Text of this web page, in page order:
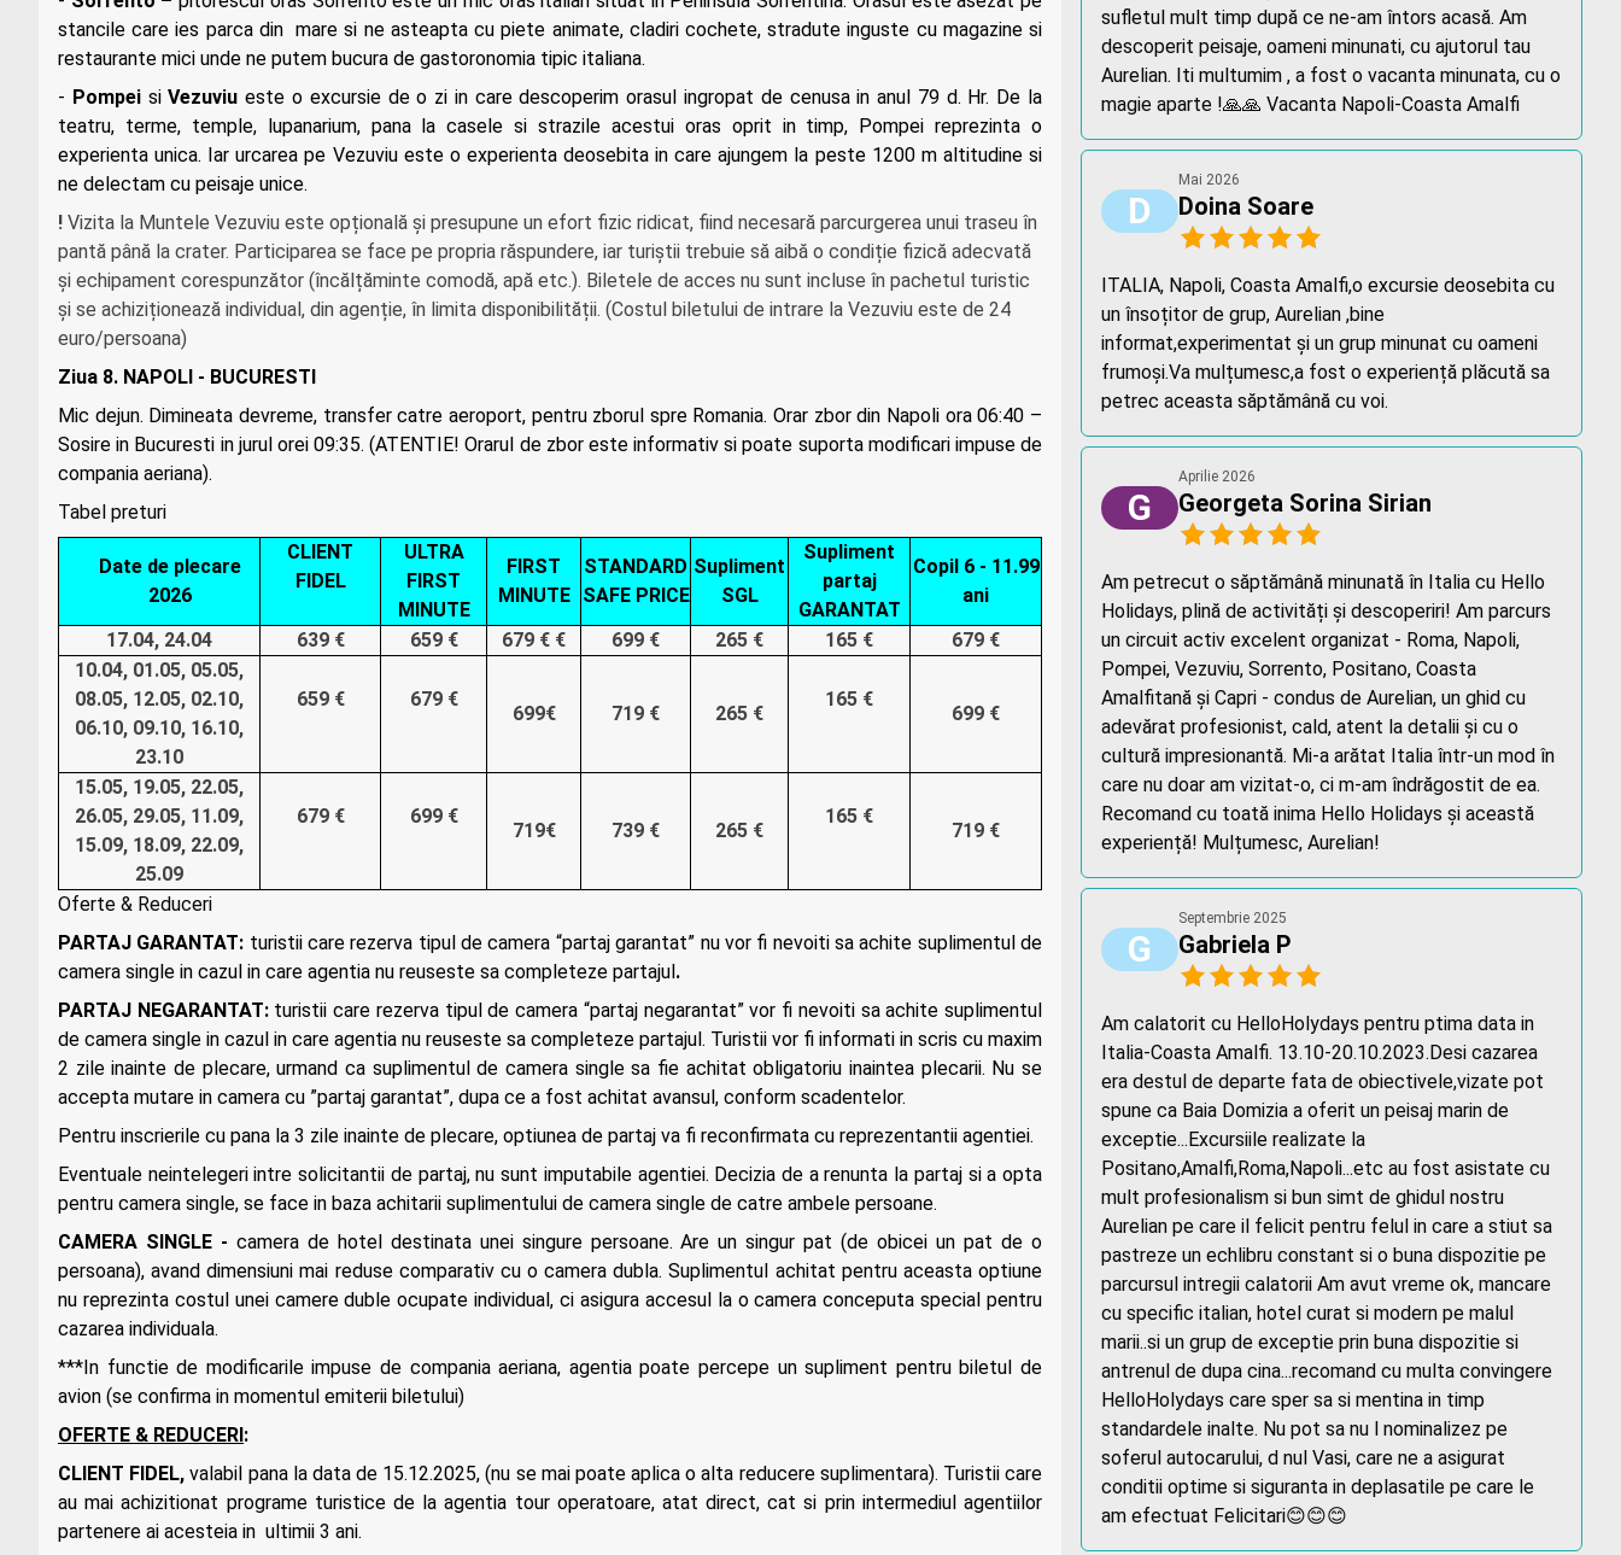
stancile care ies parca din mare si ne asteapta cu piete animate, cladiri cochete, stradute inguste cu magazine si
restaurante mici unde ne putem bucura de gastoronomia tipic italiana.
- Pompei siVezuviueste o excursie de o zi in care descoperim orasul ingropat de cenusa in anul 79 d. Hr. De la
teatru, terme, temple, lupanarium, pana la casele si strazile acestui oras oprit in timp, Pompei reprezinta o
experienta unica. Iar urcarea pe Vezuviu este o experienta deosebita in care ajungem la peste 1200 m altitudine si
ne delectam cu peisaje unice.
! Vizita la Muntele Vezuviu este opțională și presupune un efort fizic ridicat, fiind necesară parcurgerea unui traseu în
pantă până la crater. Participarea se face pe propria răspundere, iar turiștii trebuie să aibă o condiție fizică adecvată
și echipament corespunzător (încălțăminte comodă, apă etc.). Biletele de acces nu sunt incluse în pachetul turistic
și se achiziționează individual, din agenție, în limita disponibilității. (Costul biletului de intrare la Vezuviu este de 24
euro/persoana)
Ziua 8. NAPOLI - BUCURESTI
Mic dejun. Dimineata devreme, transfer catre aeroport, pentru zborul spre Romania. Orar zbor din Napoli ora 06:40 –
Sosire in Bucuresti in jurul orei 09:35. (ATENTIE! Orarul de zbor este informativ si poate suporta modificari impuse de
compania aeriana).
Tabel preturi
Date de plecare
2026
CLIENT
FIDEL
ULTRA
FIRST
MINUTE
FIRST
MINUTE
STANDARD
SAFE PRICE
Supliment
SGL
Supliment
partaj
GARANTAT
Copil 6 - 11.99
ani
17.04, 24.04
639 € 659 € 679 € € 699 € 265 € 165 €
679 €
10.04, 01.05, 05.05,
08.05, 12.05, 02.10,
06.10, 09.10, 16.10,
23.10
659 € 679 €
699€ 719 € 265 €
165 €
699 €
15.05, 19.05, 22.05,
26.05, 29.05, 11.09,
15.09, 18.09, 22.09,
25.09
679 € 699 €
719€ 739 € 265 €
165 €
719 €
Oferte & Reduceri
PARTAJ GARANTAT: turistii care rezerva tipul de camera “partaj garantat” nu vor fi nevoiti sa achite suplimentul de
camera single in cazul in care agentia nu reuseste sa completeze partajul.
PARTAJ NEGARANTAT: turistii care rezerva tipul de camera “partaj negarantat” vor fi nevoiti sa achite suplimentul
de camera single in cazul in care agentia nu reuseste sa completeze partajul. Turistii vor fi informati in scris cu maxim
2 zile inainte de plecare, urmand ca suplimentul de camera single sa fie achitat obligatoriu inaintea plecarii. Nu se
accepta mutare in camera cu ”partaj garantat”, dupa ce a fost achitat avansul, conform scadentelor.
Pentru inscrierile cu pana la 3 zile inainte de plecare, optiunea de partaj va fi reconfirmata cu reprezentantii agentiei.
Eventuale neintelegeri intre solicitantii de partaj, nu sunt imputabile agentiei. Decizia de a renunta la partaj si a opta
pentru camera single, se face in baza achitarii suplimentului de camera single de catre ambele persoane.
CAMERA SINGLE - camera de hotel destinata unei singure persoane. Are un singur pat (de obicei un pat de o
persoana), avand dimensiuni mai reduse comparativ cu o camera dubla. Suplimentul achitat pentru aceasta optiune
nu reprezinta costul unei camere duble ocupate individual, ci asigura accesul la o camera conceputa special pentru
cazarea individuala.
***In functie de modificarile impuse de compania aeriana, agentia poate percepe un supliment pentru biletul de
avion (se confirma in momentul emiterii biletului)
OFERTE & REDUCERI:
CLIENT FIDEL,valabil pana la data de 15.12.2025, (nu se mai poate aplica o alta reducere suplimentara). Turistii care
au mai achizitionat programe turistice de la agentia tour operatoare, atat direct, cat si prin intermediul agentiilor
partenere ai acesteia in ultimii 3 ani.
sufletul mult timp după ce ne-am întors acasă. Am
descoperit peisaje, oameni minunati, cu ajutorul tau
Aurelian. Iti multumim , a fost o vacanta minunata, cu o
magie aparte !🙏🙏 Vacanta Napoli-Coasta Amalfi
D
Mai 2026
Doina Soare
ITALIA, Napoli, Coasta Amalfi,o excursie deosebita cu
un însoțitor de grup, Aurelian ,bine
informat,experimentat și un grup minunat cu oameni
frumoși.Va mulțumesc,a fost o experiență plăcută sa
petrec aceasta săptămână cu voi.
G
Aprilie 2026
Georgeta Sorina Sirian
Am petrecut o săptămână minunată în Italia cu Hello
Holidays, plină de activități și descoperiri! Am parcurs
un circuit activ excelent organizat - Roma, Napoli,
Pompei, Vezuviu, Sorrento, Positano, Coasta
Amalfitană și Capri - condus de Aurelian, un ghid cu
adevărat profesionist, cald, atent la detalii și cu o
cultură impresionantă. Mi-a arătat Italia într-un mod în
care nu doar am vizitat-o, ci m-am îndrăgostit de ea.
Recomand cu toată inima Hello Holidays și această
experiență! Mulțumesc, Aurelian!
G
Septembrie 2025
Gabriela P
Am calatorit cu HelloHolydays pentru ptima data in
Italia-Coasta Amalfi. 13.10-20.10.2023.Desi cazarea
era destul de departe fata de obiectivele,vizate pot
spune ca Baia Domizia a oferit un peisaj marin de
exceptie...Excursiile realizate la
Positano,Amalfi,Roma,Napoli...etc au fost asistate cu
mult profesionalism si bun simt de ghidul nostru
Aurelian pe care il felicit pentru felul in care a stiut sa
pastreze un echlibru constant si o buna dispozitie pe
parcursul intregii calatorii Am avut vreme ok, mancare
cu specific italian, hotel curat si modern pe malul
marii..si un grup de exceptie prin buna dispozitie si
antrenul de dupa cina...recomand cu multa convingere
HelloHolydays care sper sa si mentina in timp
standardele inalte. Nu pot sa nu l nominalizez pe
soferul autocarului, d nul Vasi, care ne a asigurat
conditii optime si siguranta in deplasatile pe care le
am efectuat Felicitari😊😊😊